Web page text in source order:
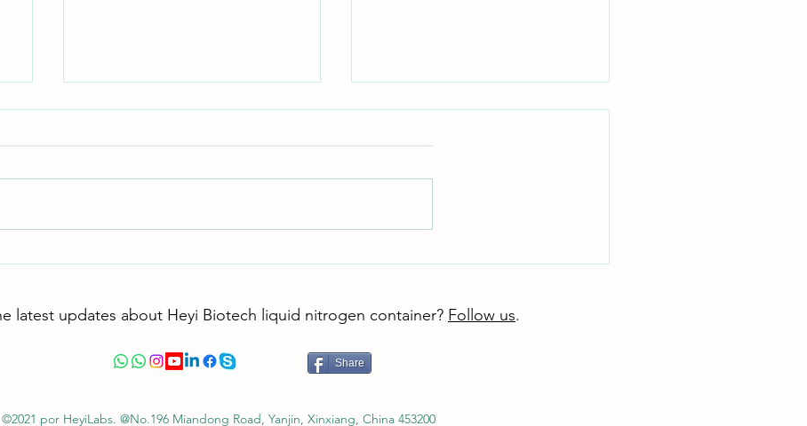
Impresora portátil de pajuelas de
para etiquetar pajuelas de semen
congelado
Por qué los tanques "baratos"
Propiedad)
latest updates about Heyi Biotech liquid nitrogen container? Follow us.
Share
©2021 por HeyiLabs. @No.196 Miandong Road, Yanjin, Xinxiang, China 453200